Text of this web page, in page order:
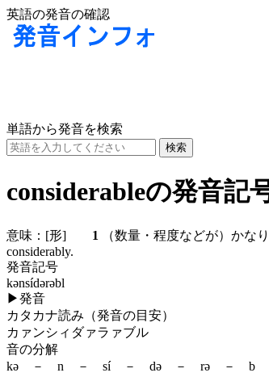
英語の発音の確認
単語から発音を検索
considerableの発音記
意味： [形] 1 （数量・程度などが）か
considerably.
発音記号
kənsídərəbl
▶発音
カタカナ読み（発音の目安）
カァンシィダァラァブル
音の分解
kə － n － sí － də － rə － b